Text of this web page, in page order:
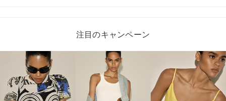
注目のキャンペーン